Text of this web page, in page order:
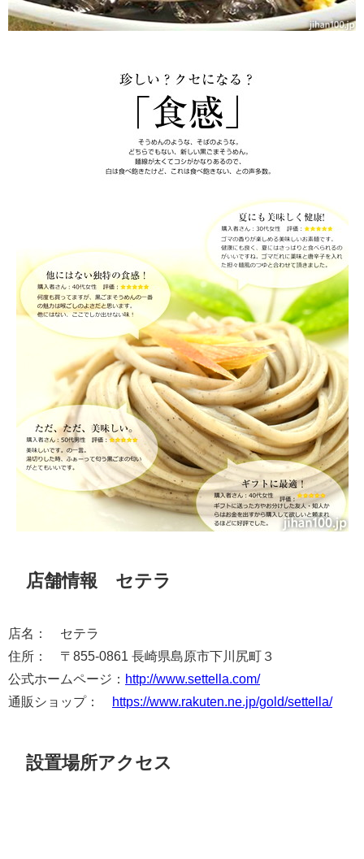
店舗情報 セテラ
店名： セテラ
住所： 〒855-0861 長崎県島原市下川尻町３
公式ホームページ： http://www.settella.com/
通販ショップ：
https://www.rakuten.ne.jp/gold/settella/
設置場所アクセス